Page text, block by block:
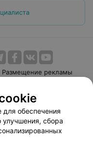
дальнейшего
Размещение рекламы
Способы оплаты
103.by
обеспечения
улучшения, сбора